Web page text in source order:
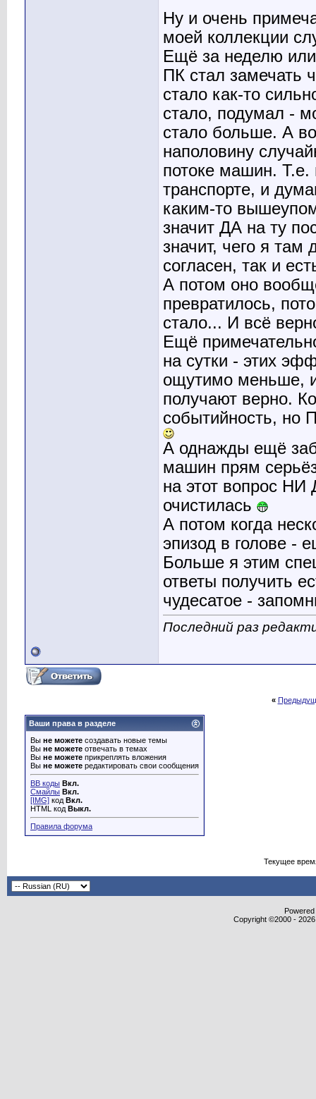
Ну и очень
моей коллекции
Ещё за неделю
ПК стал замечать
стало как-то
стало, подумал -
стало больше. А
наполовину
потоке машин.
транспорте, и
каким-то
значит ДА на ту
значит, чего я
согласен, так и
А потом оно
превратилось,
стало... И всё
Ещё
на сутки - этих
ощутимо меньше,
получают верно.
событийность, но
А однажды ещё
машин прям
на этот вопрос
очистилась
А потом когда
эпизод в голове -
Больше я этим
ответы получить
чудесатое -
Последний раз
«
Ваши права в разделе
Вы не можете создавать новые темы
Вы не можете отвечать в темах
Вы не можете прикреплять вложения
Вы не можете редактировать свои сообщения
BB коды Вкл.
Смайлы Вкл.
[IMG] код Вкл.
HTML код Выкл.
Правила форума
Текущее
Copyright ©2000 -